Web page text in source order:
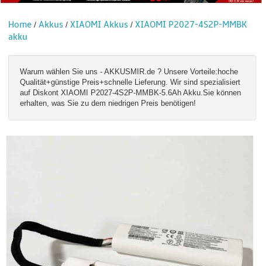
Home / Akkus /XIAOMI Akkus /XIAOMI P2027-4S2P-MMBK
akku
Warum wählen Sie uns - AKKUSMIR.de ? Unsere Vorteile:hoche
Qualität+günstige Preis+schnelle Lieferung. Wir sind spezialisiert
auf Diskont XIAOMI P2027-4S2P-MMBK-5.6Ah Akku.Sie können
erhalten, was Sie zu dem niedrigen Preis benötigen!